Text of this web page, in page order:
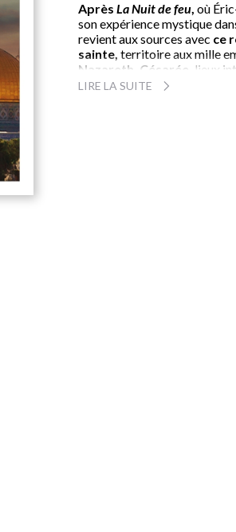
Après La Nuit de feu, où
son expérience mystique
revient aux sources avec ce
sainte, territoire aux mille
Nazareth, Césarée,
lieux
saisit sur le vif tout en
LIRE LA SUITE